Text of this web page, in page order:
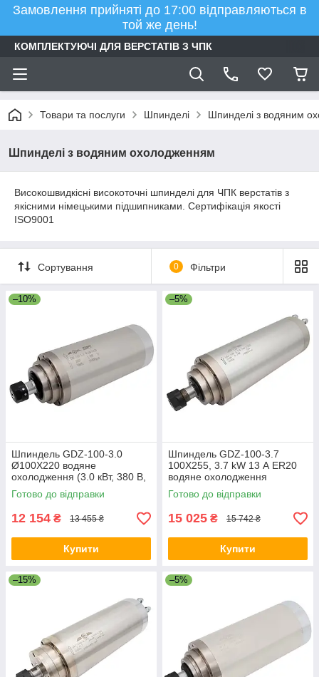
Замовлення прийняті до 17:00 відправляються в
той же день!
КОМПЛЕКТУЮЧІ ДЛЯ ВЕРСТАТІВ З ЧПК
Товари та послуги Шпинделі Шпинделі з водяним
Шпинделі з водяним охолодженням
Високошвидкісні високоточні шпинделі для ЧПК верстатів з
якісними німецькими підшипниками. Сертифікація якості
ISO9001
Сортування 0 Фільтри
–10%
Шпиндель GDZ-100-3.0
Ø100Х220 водяне
охолодження (3.0 кВт, 380 В,
ER20)
Готово до відправки
12 154 ₴ 13 455 ₴
Купити
–5%
Шпиндель GDZ-100-3.7
100X255, 3.7 kW 13 А ER20
водяне охолодження
Готово до відправки
15 025 ₴ 15 742 ₴
Купити
–15% –5%